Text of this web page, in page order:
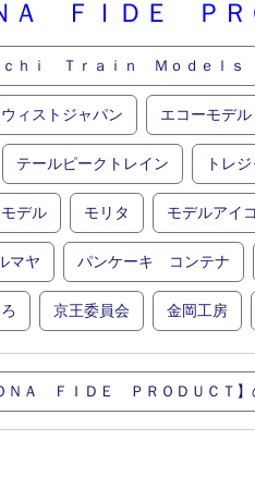
Ａ ＦＩＤＥ ＰＲ
ｃｈｉ Ｔｒａｉｎ Ｍｏｄｅｌｓ
ウィストジャパン エコーモデル
テールピークトレイン トレ
デル モリタ モデルアイ
マヤ パンケーキ コンテナ
京王委員会 金岡工房
ＮＡ ＦＩＤＥ ＰＲＯＤＵＣＴ】